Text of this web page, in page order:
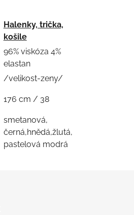
Halenky, trička,
košile
96% viskóza 4%
elastan
/velikost-zeny/
176 cm / 38
smetanová,
černá,hnědá,žlutá,
pastelová modrá